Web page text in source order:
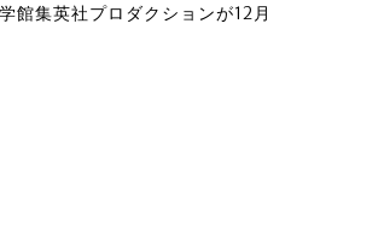
館集英社プロダクションが12月